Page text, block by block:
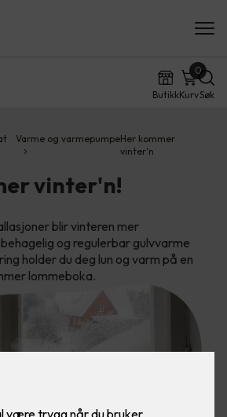
ButikkKurv
0
Søk
Varme og varmepumpeHer kommer
vinter'n
vinter'n!
blir vinteren mer
og regulerbar gulvvarme
holder du deg lun og varm på en
lommeboka.